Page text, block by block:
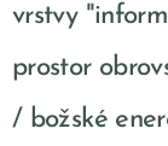
vrstvy
prostor
/ božské